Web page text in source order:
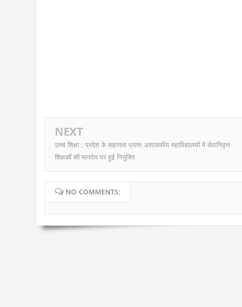
NEXT
उच्च शिक्षा : प्रदेश के सहायता प्राप्त अशासकीय महाविद्यालयों में सेवानिवृत्त
शिक्षकों की मानदेय पर हुई नियुक्ति
NO COMMENTS: